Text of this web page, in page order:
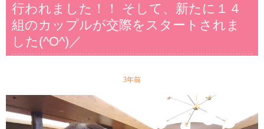
行われました！！ そして、新たに１４
組のカップルが交際をスタートされま
した(^O^)／
3年前